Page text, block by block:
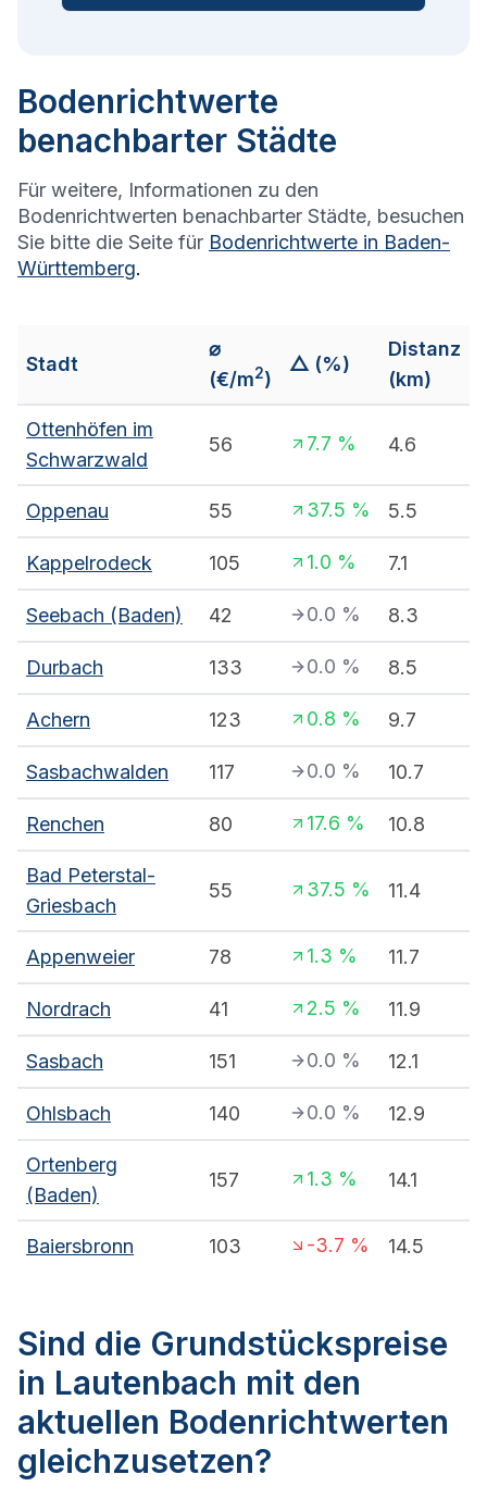
Bodenrichtwerte
benachbarter Städte
Für weitere, Informationen zu den
Bodenrichtwerten benachbarter Städte, besuchen
Sie bitte die Seite für Bodenrichtwerte in Baden-
Württemberg.
Stadt
⌀
(€/m2)
△ (%)
Distanz
(km)
Ottenhöfen im
Schwarzwald
56 7.7 % 4.6
Oppenau 55 37.5 % 5.5
Kappelrodeck 105 1.0 % 7.1
Seebach (Baden) 42 0.0 % 8.3
Durbach 133 0.0 % 8.5
Achern 123 0.8 % 9.7
Sasbachwalden 117 0.0 % 10.7
Renchen 80 17.6 % 10.8
Bad Peterstal-
Griesbach
55 37.5 % 11.4
Appenweier 78 1.3 % 11.7
Nordrach 41 2.5 % 11.9
Sasbach 151 0.0 % 12.1
Ohlsbach 140 0.0 % 12.9
Ortenberg
(Baden)
157 1.3 % 14.1
Baiersbronn 103 -3.7 % 14.5
Sind die Grundstückspreise
in Lautenbach mit den
aktuellen Bodenrichtwerten
gleichzusetzen?